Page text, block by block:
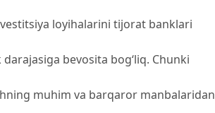
loyihalarini tijorat banklari
bevosita bog‘liq. Chunki
muhim va barqaror manbalaridan